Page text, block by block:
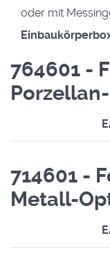
oder mit
764601 -
714601 -
Metall-